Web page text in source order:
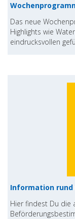
Das neue
Highlights wie
eindrucksvollen
Information rund
Hier findest Du die